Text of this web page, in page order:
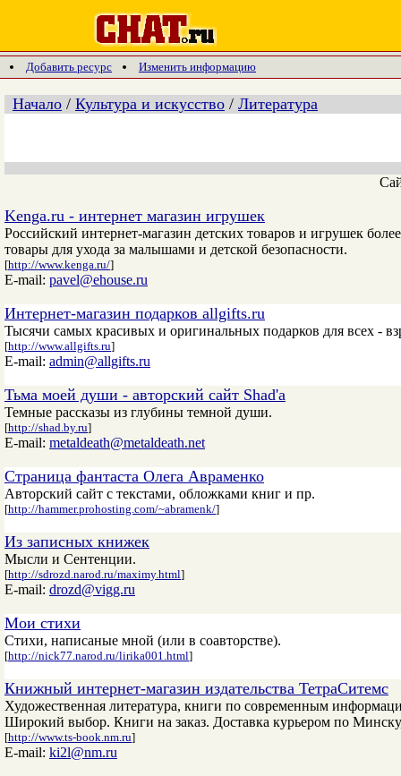
Добавить ресурс Изменить информацию
Начало / Культура и искусство / Литература
Kenga.ru - интернет магазин игрушек
Российский интернет-магазин детских товаров и игрушек
товары для ухода за малышами и детской безопасности.
[http://www.kenga.ru/]
E-mail: pavel@ehouse.ru
Интернет-магазин подарков allgifts.ru
Тысячи самых красивых и оригинальных подарков для всех -
[http://www.allgifts.ru]
E-mail: admin@allgifts.ru
Тьма моей души - авторский сайт Shad'a
Темные рассказы из глубины темной души.
[http://shad.by.ru]
E-mail: metaldeath@metaldeath.net
Страница фантаста Олега Авраменко
Авторский сайт с текстами, обложками книг и пр.
[http://hammer.prohosting.com/~abramenk/]
Из записных книжек
Мысли и Сентенции.
[http://sdrozd.narod.ru/maximy.html]
E-mail: drozd@vigg.ru
Мои стихи
Стихи, написаные мной (или в соавторстве).
[http://nick77.narod.ru/lirika001.html]
Книжный интернет-магазин издательства ТетраСитемс
Художественная литература, книги по современным
Широкий выбор. Книги на заказ. Доставка курьером по
[http://www.ts-book.nm.ru]
E-mail: ki2l@nm.ru